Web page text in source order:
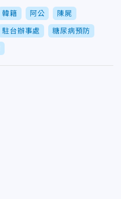
韓籍 阿公 陳屍
駐台辦事處 糖尿病預防